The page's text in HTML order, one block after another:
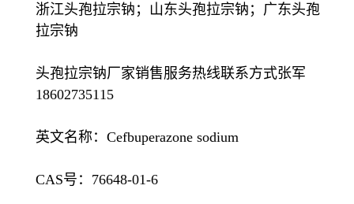
浙江头孢拉宗钠；山东头孢拉宗钠；广东头孢
拉宗钠
头孢拉宗钠厂家销售服务热线联系方式张军
18602735115
英文名称：Cefbuperazone sodium
CAS号：76648-01-6